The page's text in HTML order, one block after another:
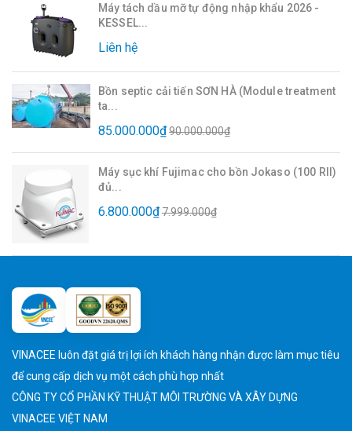
Máy tách dầu mỡ tự động nhập khẩu 2026 -
KESSEL...
Liên hệ
Bồn septic cải tiến SƠN HÀ (Module treatment
ta...
85.000.000₫90.000.000₫
Máy sục khí Fujimac cho bồn Jokaso (100 RII)
đủ...
6.800.000₫7.999.000₫
VINACEE luôn đặt giá trị lợi ích khách hàng nhận được làm mục tiêu
để cung cấp dịch vụ một cách phù hợp nhất
CÔNG TY CỔ PHẦN KỸ THUẬT MÔI TRƯỜNG VÀ XÂY DỰNG
VINACEE VIỆT NAM